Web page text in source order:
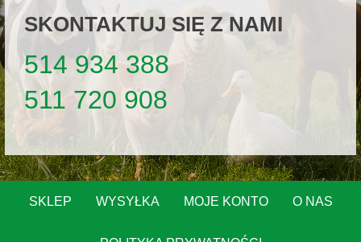
SKONTAKTUJ SIĘ Z NAMI
514 934 388
511 720 908
SKLEP WYSYŁKA MOJE KONTO O NAS